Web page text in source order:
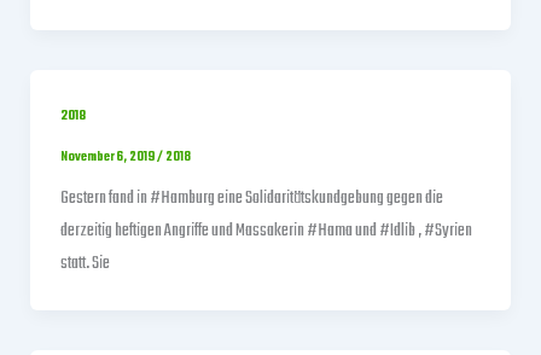
2018
November 6, 2019/2018
Gestern fand in #Hamburg eine Solidaritätskundgebung gegen die
derzeitig heftigen Angriffe und Massakerin #Hama und #Idlib , #Syrien
statt. Sie